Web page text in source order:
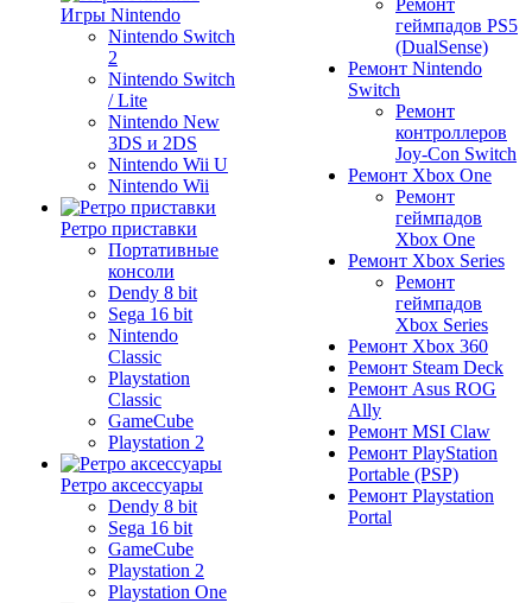
Игры Nintendo
Nintendo Switch
2
Nintendo Switch
/ Lite
Nintendo New
3DS и 2DS
Nintendo Wii U
Nintendo Wii
Ретро приставки
Портативные
консоли
Dendy 8 bit
Sega 16 bit
Nintendo
Classic
Playstation
Classic
GameCube
Playstation 2
Ретро аксессуары
Dendy 8 bit
Sega 16 bit
GameCube
Playstation 2
Playstation One
Ремонт
геймпадов PS5
(DualSense)
Ремонт Nintendo
Switch
Ремонт
контроллеров
Joy-Con Switch
Ремонт Xbox One
Ремонт
геймпадов
Xbox One
Ремонт Xbox Series
Ремонт
геймпадов
Xbox Series
Ремонт Xbox 360
Ремонт Steam Deck
Ремонт Asus ROG
Ally
Ремонт MSI Claw
Ремонт PlayStation
Portable (PSP)
Ремонт Playstation
Portal